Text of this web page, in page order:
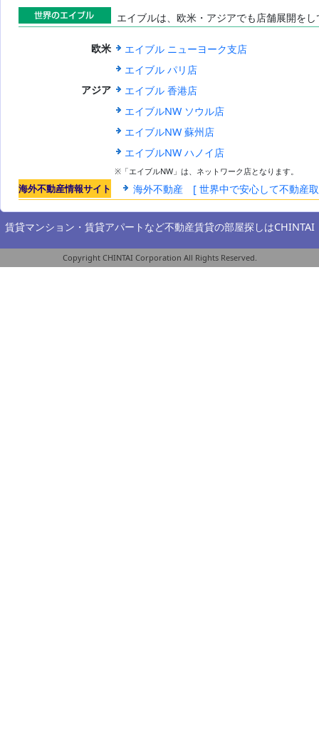
エイブルは、欧米・アジアでも店舗展開を
欧米
エイブル ニューヨーク支店
エイブル パリ店
アジア
エイブル 香港店
エイブルNW ソウル店
エイブルNW 蘇州店
エイブルNW ハノイ店
※「エイブルNW」は、ネットワーク店となります。
海外不動産情報サイト 海外不動産 [ 世界中で安心して不動産
賃貸マンション・賃貸アパートなど不動産賃貸の部屋探しはCHINTAI
Copyright CHINTAI Corporation All Rights Reserved.